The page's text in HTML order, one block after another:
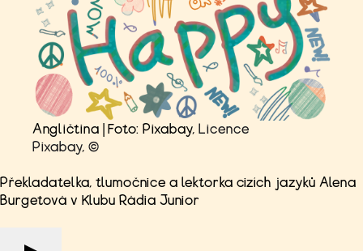
Angličtina | Foto: Pixabay, Licence
Pixabay, ©
Překladatelka, tlumočnice a lektorka cizích jazyků Alena
Burgetová v Klubu Rádia Junior